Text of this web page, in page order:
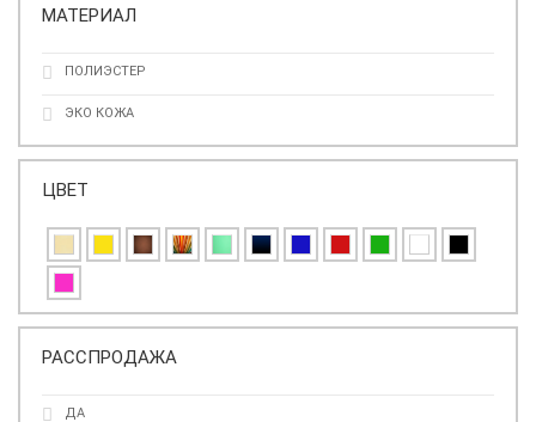
МАТЕРИАЛ
ПОЛИЭСТЕР
ЭКО КОЖА
ЦВЕТ
РАССПРОДАЖА
ДА